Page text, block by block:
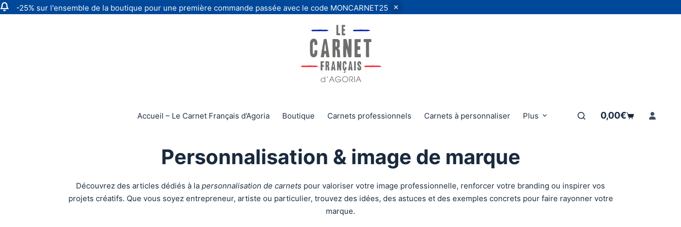
-25% sur l'ensemble de la boutique pour une première commande passée avec le code MONCARNET25
Accueil – Le Carnet Français d’Agoria Boutique Carnets professionnels Carnets à personnaliser Plus
Panier
0,00€
Personnalisation & image de marque
Découvrez des articles dédiés à la personnalisation de carnets pour valoriser votre image professionnelle, renforcer votre branding ou inspirer vos
projets créatifs. Que vous soyez entrepreneur, artiste ou particulier, trouvez des idées, des astuces et des exemples concrets pour faire rayonner votre
marque.